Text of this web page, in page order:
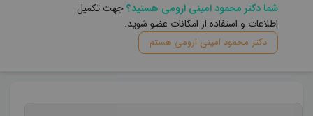
شما دکتر محمود امینی ارومی هستید؟جهت تکمیل
اطلاعات و استفاده از امکانات عضو شوید.
دکتر محمود امینی ارومی هستم